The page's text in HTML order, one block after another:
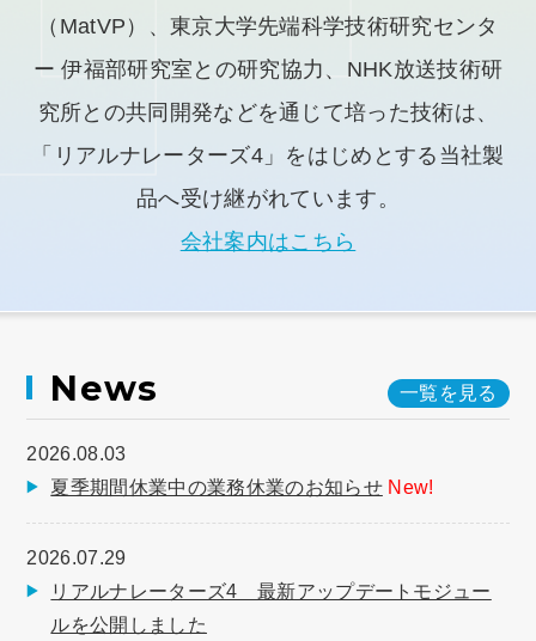
（MatVP）、東京大学先端科学技術研究センタ
ー 伊福部研究室との研究協力、NHK放送技術研
究所との共同開発などを通じて培った技術は、
「リアルナレーターズ4」をはじめとする当社製
品へ受け継がれています。
会社案内はこちら
News 一覧を見る
2026.08.03
夏季期間休業中の業務休業のお知らせ New!
2026.07.29
リアルナレーターズ4 最新アップデートモジュー
ルを公開しました